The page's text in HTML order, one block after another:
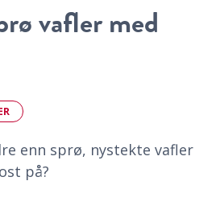
vafler med
enn sprø, nystekte vafler
på?